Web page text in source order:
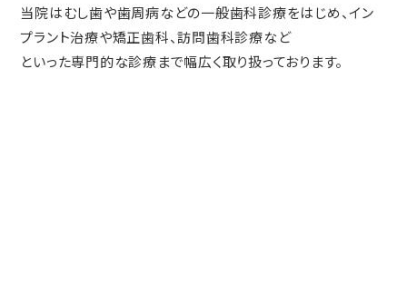
当院はむし歯や歯周病などの一般歯科診療をはじめ、イン
プラント治療や矯正歯科、訪問歯科診療など
といった専門的な診療まで幅広く取り扱っております。